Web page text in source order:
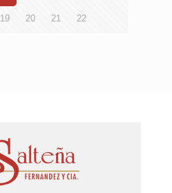
19 20 21 22